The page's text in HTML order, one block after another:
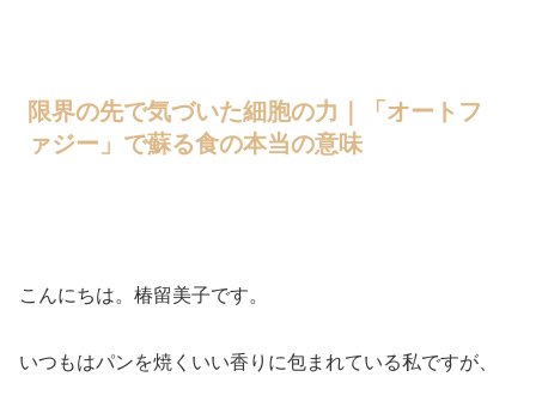
限界の先で気づいた細胞の力｜「オートフ
ァジー」で蘇る食の本当の意味
こんにちは。椿留美子です。
いつもはパンを焼くいい香りに包まれている私ですが、